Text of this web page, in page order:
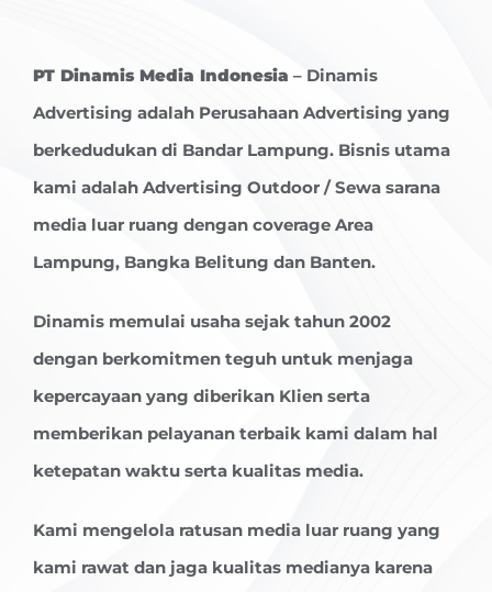
PT Dinamis Media Indonesia – Dinamis
Advertising adalah Perusahaan Advertising yang
berkedudukan di Bandar Lampung. Bisnis utama
kami adalah Advertising Outdoor / Sewa sarana
media luar ruang dengan coverage Area
Lampung, Bangka Belitung dan Banten.
Dinamis memulai usaha sejak tahun 2002
dengan berkomitmen teguh untuk menjaga
kepercayaan yang diberikan Klien serta
memberikan pelayanan terbaik kami dalam hal
ketepatan waktu serta kualitas media.
Kami mengelola ratusan media luar ruang yang
kami rawat dan jaga kualitas medianya karena